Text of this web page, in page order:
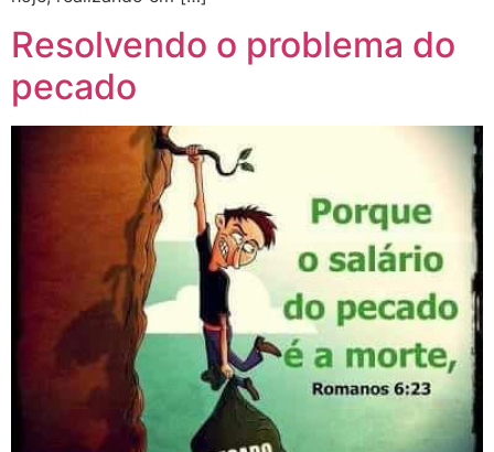
Resolvendo o problema do
pecado